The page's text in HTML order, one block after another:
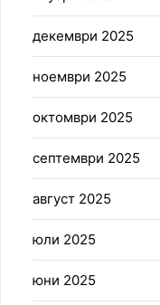
декември 2025
ноември 2025
октомври 2025
септември 2025
август 2025
юли 2025
юни 2025